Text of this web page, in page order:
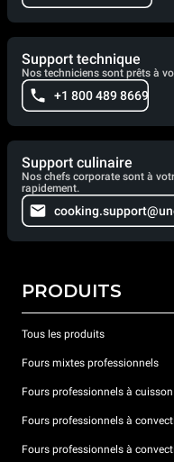
Support technique
Nos techniciens sont prêts à
+1 800 489 8669
Support culinaire
Nos chefs corporate sont à
rapidement.
PRODUITS
Tous les produits
Fours mixtes professionnels
Fours professionnels à
Fours professionnels à
Fours professionnels à